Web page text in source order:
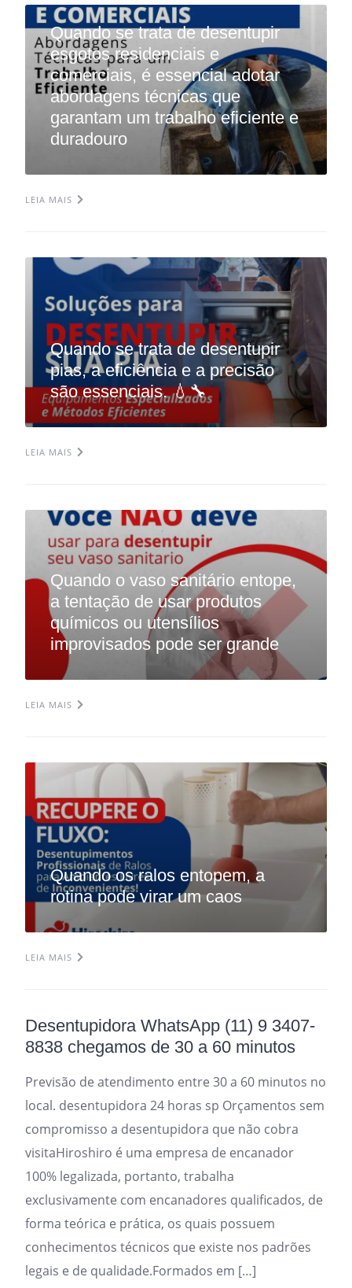
Quando se trata de desentupir
esgotos residenciais e
comerciais, é essencial adotar
abordagens técnicas que
garantam um trabalho eficiente e
duradouro
LEIA MAIS
Quando se trata de desentupir
pias, a eficiência e a precisão
são essenciais. 💧🔧
LEIA MAIS
Quando o vaso sanitário entope,
a tentação de usar produtos
químicos ou utensílios
improvisados pode ser grande
LEIA MAIS
Quando os ralos entopem, a
rotina pode virar um caos
LEIA MAIS
Desentupidora WhatsApp (11) 9 3407-
8838 chegamos de 30 a 60 minutos
Previsão de atendimento entre 30 a 60 minutos no
local. desentupidora 24 horas sp Orçamentos sem
compromisso a desentupidora que não cobra
visitaHiroshiro é uma empresa de encanador
100% legalizada, portanto, trabalha
exclusivamente com encanadores qualificados, de
forma teórica e prática, os quais possuem
conhecimentos técnicos que existe nos padrões
legais e de qualidade.Formados em […]